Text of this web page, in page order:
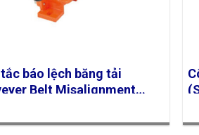
báo lệch băng tải
Belt Misalignment